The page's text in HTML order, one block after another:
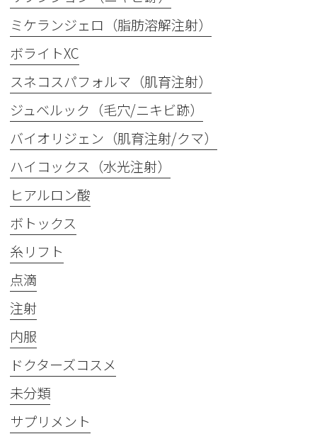
ミケランジェロ（脂肪溶解注射）
ボライトXC
スネコスパフォルマ（肌育注射）
ジュベルック（毛穴/ニキビ跡）
バイオリジェン（肌育注射/クマ）
ハイコックス（水光注射）
ヒアルロン酸
ボトックス
糸リフト
点滴
注射
内服
ドクターズコスメ
未分類
サプリメント